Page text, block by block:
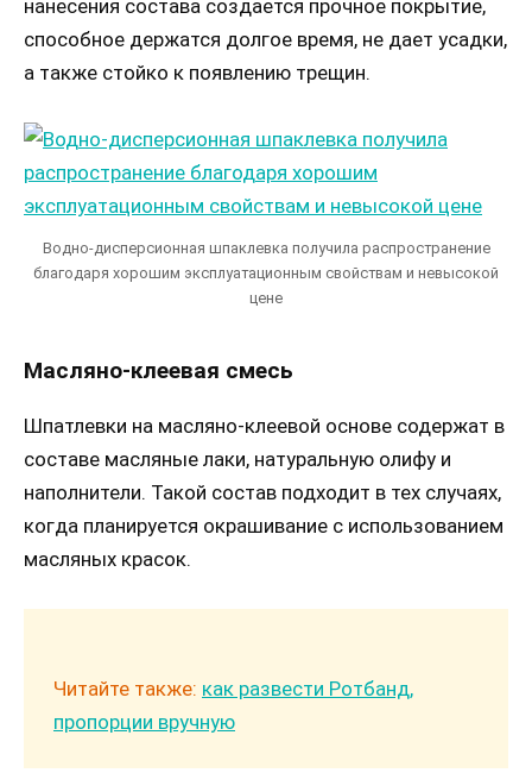
нанесения состава создается прочное покрытие,
способное держатся долгое время, не дает усадки,
а также стойко к появлению трещин.
Водно-дисперсионная шпаклевка получила распространение
благодаря хорошим эксплуатационным свойствам и невысокой
цене
Масляно-клеевая смесь
Шпатлевки на масляно-клеевой основе содержат в
составе масляные лаки, натуральную олифу и
наполнители. Такой состав подходит в тех случаях,
когда планируется окрашивание с использованием
масляных красок.
Читайте также: как развести Ротбанд,
пропорции вручную